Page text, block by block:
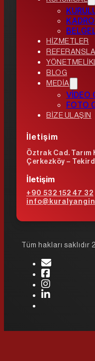
HİZMETLER
BLOG
MEDİA
VİDEO
FOTO
BİZE ULAŞIN
İletişim
Öztrak Cad.
Çerkezköy –
İletişim
+90 532 152 47 32
Tüm hakları